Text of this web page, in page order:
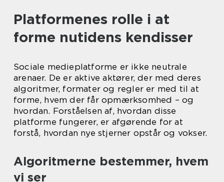
Platformenes rolle i at
forme nutidens kendisser
Sociale medieplatforme er ikke neutrale
arenaer. De er aktive aktører, der med deres
algoritmer, formater og regler er med til at
forme, hvem der får opmærksomhed – og
hvordan. Forståelsen af, hvordan disse
platforme fungerer, er afgørende for at
forstå, hvordan nye stjerner opstår og vokser.
Algoritmerne bestemmer, hvem
vi ser